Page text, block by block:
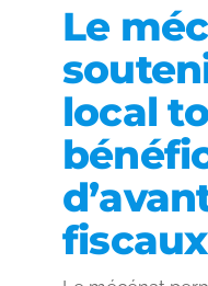
Le
local
fiscaux